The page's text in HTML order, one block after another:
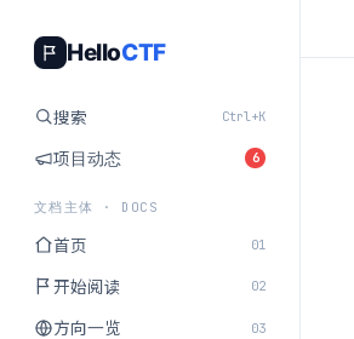
HelloCTF
搜索 Ctrl+K
项目动态 6
文档主体 · DOCS
首页 01
开始阅读 02
方向一览 03